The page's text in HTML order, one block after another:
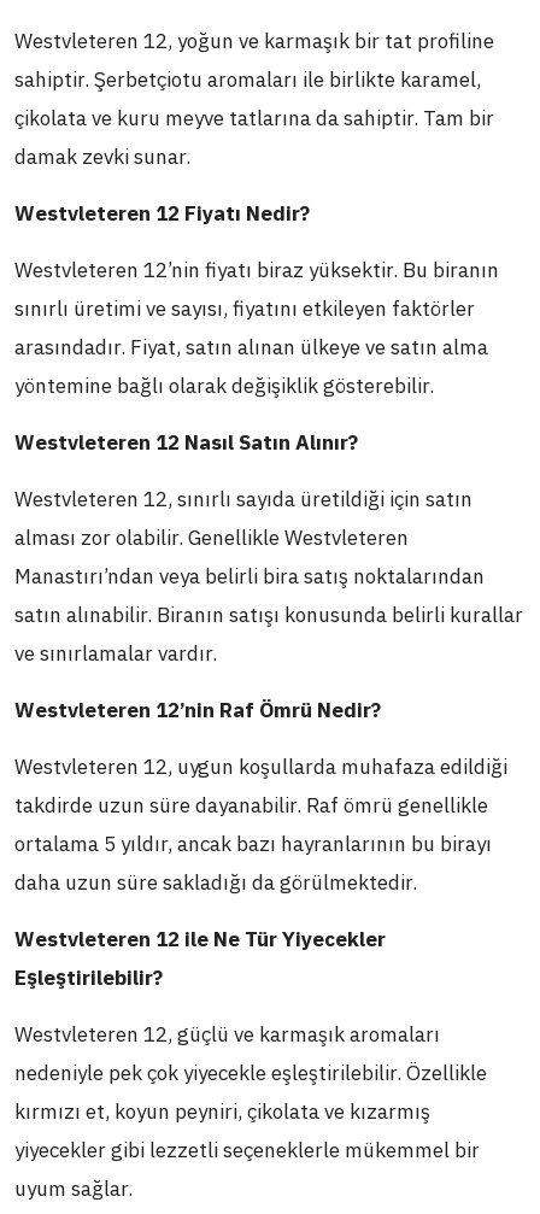
Westvleteren 12, yoğun ve karmaşık bir tat profiline
sahiptir. Şerbetçiotu aromaları ile birlikte karamel,
çikolata ve kuru meyve tatlarına da sahiptir. Tam bir
damak zevki sunar.
Westvleteren 12 Fiyatı Nedir?
Westvleteren 12’nin fiyatı biraz yüksektir. Bu biranın
sınırlı üretimi ve sayısı, fiyatını etkileyen faktörler
arasındadır. Fiyat, satın alınan ülkeye ve satın alma
yöntemine bağlı olarak değişiklik gösterebilir.
Westvleteren 12 Nasıl Satın Alınır?
Westvleteren 12, sınırlı sayıda üretildiği için satın
alması zor olabilir. Genellikle Westvleteren
Manastırı’ndan veya belirli bira satış noktalarından
satın alınabilir. Biranın satışı konusunda belirli kurallar
ve sınırlamalar vardır.
Westvleteren 12’nin Raf Ömrü Nedir?
Westvleteren 12, uygun koşullarda muhafaza edildiği
takdirde uzun süre dayanabilir. Raf ömrü genellikle
ortalama 5 yıldır, ancak bazı hayranlarının bu birayı
daha uzun süre sakladığı da görülmektedir.
Westvleteren 12 ile Ne Tür Yiyecekler
Eşleştirilebilir?
Westvleteren 12, güçlü ve karmaşık aromaları
nedeniyle pek çok yiyecekle eşleştirilebilir. Özellikle
kırmızı et, koyun peyniri, çikolata ve kızarmış
yiyecekler gibi lezzetli seçeneklerle mükemmel bir
uyum sağlar.